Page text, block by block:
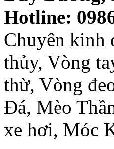
Hotline:
Chuyên kinh
thủy, Vòng
thừ, Vòng
Đá, Mèo
xe hơi, Móc